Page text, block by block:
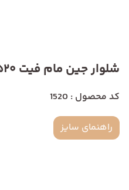
شلوار جین مام فیت 1520
کد محصول : 1520
راهنمای سایز